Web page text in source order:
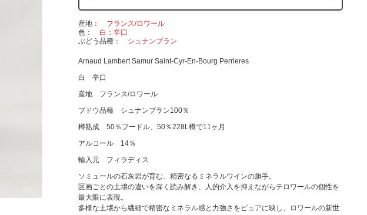
産地
フランス/ロワール
色
白：辛口
ぶどう品種
シュナンブラン
Arnaud Lambert Samur Saint-Cyr-En-Bourg Perrieres
白 辛口
産地 フランス/ロワール
ブドウ品種 シュナンブラン100％
樽熟成 50％フードル、50％228L樽で11ヶ月
アルコール 14％
輸入元 フィラディス
ソミュールの石灰岩が育む、精密なるミネラルワインの旗手。
区画ごとの土壌の違いを深く読み解き、人的介入を抑えながらテロワールの個性を
最大限に表現。
多様な土壌から繊細で精密なミネラル感と力強さをピュアに映し、ロワールの新世